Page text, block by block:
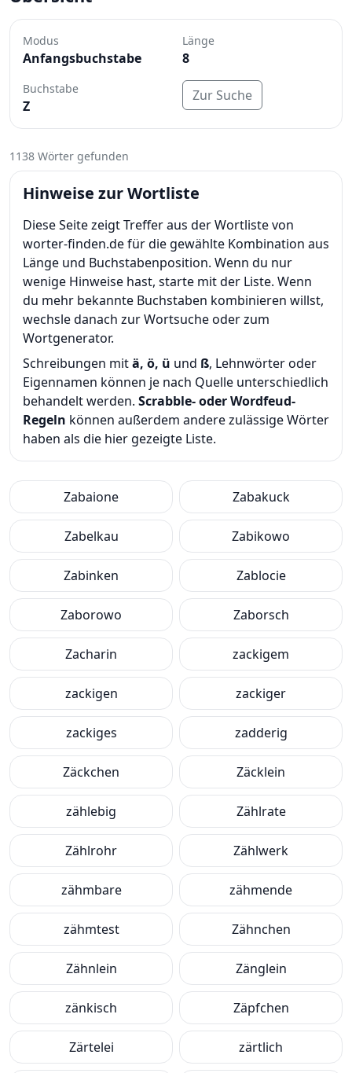
Modus
Anfangsbuchstabe
Länge
8
Buchstabe
Z
Zur Suche
1138 Wörter gefunden
Hinweise zur Wortliste
Diese Seite zeigt Treffer aus der Wortliste von
worter-finden.de für die gewählte Kombination aus
Länge und Buchstabenposition. Wenn du nur
wenige Hinweise hast, starte mit der Liste. Wenn
du mehr bekannte Buchstaben kombinieren willst,
wechsle danach zur Wortsuche oder zum
Wortgenerator.
Schreibungen mitä, ö, ü und ß, Lehnwörter oder
Eigennamen können je nach Quelle unterschiedlich
behandelt werden. Scrabble- oder Wordfeud-
Regeln können außerdem andere zulässige Wörter
haben als die hier gezeigte Liste.
Zabaione Zabakuck
Zabelkau Zabikowo
Zabinken Zablocie
Zaborowo Zaborsch
Zacharin zackigem
zackigen zackiger
zackiges zadderig
Zäckchen Zäcklein
zählebig Zählrate
Zählrohr Zählwerk
zähmbare zähmende
zähmtest Zähnchen
Zähnlein Zänglein
zänkisch Zäpfchen
Zärtelei zärtlich